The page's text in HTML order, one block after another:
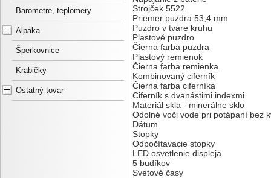
Barometre, teplomery
Alpaka
Šperkovnice
Krabičky
Ostatný tovar
Strojček 5522
Priemer puzdra 53,4 mm
Puzdro v tvare kruhu
Plastové puzdro
Čierna farba puzdra
Plastový remienok
Čierna farba remienka
Kombinovaný ciferník
Čierna farba ciferníka
Ciferník s dvanástimi indexmi
Materiál skla - minerálne sklo
Odolné voči vode pri potápaní bez
Dátum
Stopky
Odpočítavacie stopky
LED osvetlenie displeja
5 budíkov
Svetové časy